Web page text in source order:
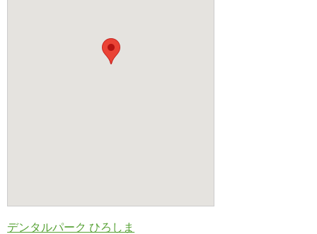
デンタルパーク ひろしま